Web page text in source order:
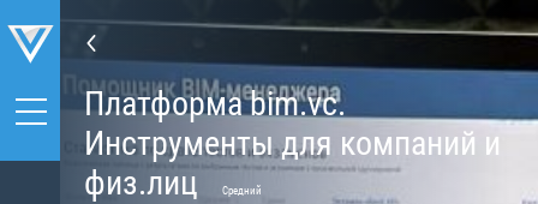
Платформа bim.vc.
Инструменты для компаний и
физ.лиц
Средний